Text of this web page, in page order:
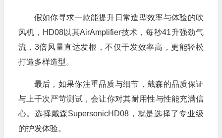
假如你寻求一款能提升日常造型效率与体验的吹
风机，HD08以其AirAmplifier技术，每秒41升强劲气
流，3倍风量直达发根，不仅干发效率高，更能轻松
打造多样造型。
最后，如果你注重品质与细节，戴森的品质保证
与上千次严苛测试，会让你对其耐用性与性能充满信
心。选择戴森SupersonicHD08，就是选择了专业级
的护发体验。